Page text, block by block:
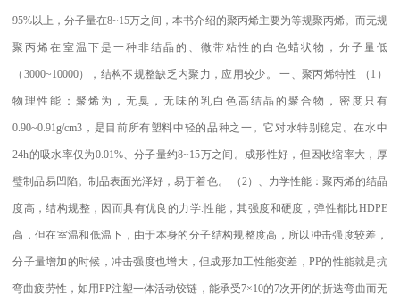
95%以上，分子量在8~15万之间，本书介绍的聚丙烯主要为等规聚丙烯。而无规
聚丙烯在室温下是一种非结晶的、微带粘性的白色蜡状物，分子量低
（ 3000~10000），结构不规整缺乏内聚力，应用较少。一、聚丙烯特性 （ 1 ）
物理性能：聚烯为，无臭，无味的乳白色高结晶的聚合物，密度只有
0.90~0.91g/cm3 ，是目前所有塑料中轻的品种之一。它对水特别稳定。在水中
24h的吸水率仅为0.01%、分子量约8~15万之间。成形性好，但因收缩率大，厚
璧制品易凹陷。制品表面光泽好，易于着色。 （2）、力学性能：聚丙烯的结晶
度高，结构规整，因而具有优良的力学.性能，其强度和硬度，弹性都比HDPE
高，但在室温和低温下，由于本身的分子结构规整度高，所以冲击强度较差，
分子量增加的时候，冲击强度也增大，但成形加工性能变差， PP的性能就是抗
弯曲疲劳性，如用PP注塑一体活动铰链，能承受7×10的7次开闭的折迭弯曲而无